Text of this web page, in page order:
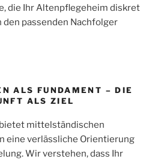
die Ihr Altenpflegeheim diskret
den passenden Nachfolger
ALS FUNDAMENT – DIE
ALS ZIEL
mittelständischen
eine verlässliche Orientierung
Wir verstehen, dass Ihr